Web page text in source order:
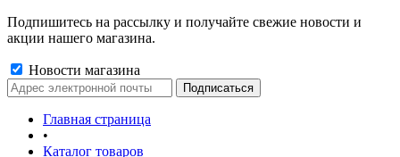
Подпишитесь на рассылку и получайте свежие новости и
акции нашего магазина.
Новости магазина
Главная страница
•
Каталог товаров